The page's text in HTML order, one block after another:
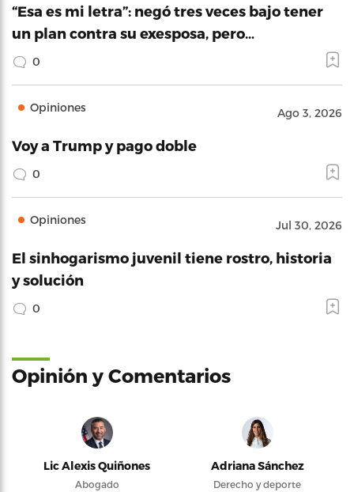
“Esa es mi letra”: negó tres veces bajo tener
un plan contra su exesposa, pero…
0
Opiniones Ago 3, 2026
Voy a Trump y pago doble
0
Opiniones Jul 30, 2026
El sinhogarismo juvenil tiene rostro, historia
y solución
0
Opinión y Comentarios
Lic Alexis Quiñones
Abogado
Adriana Sánchez
Derecho y deporte